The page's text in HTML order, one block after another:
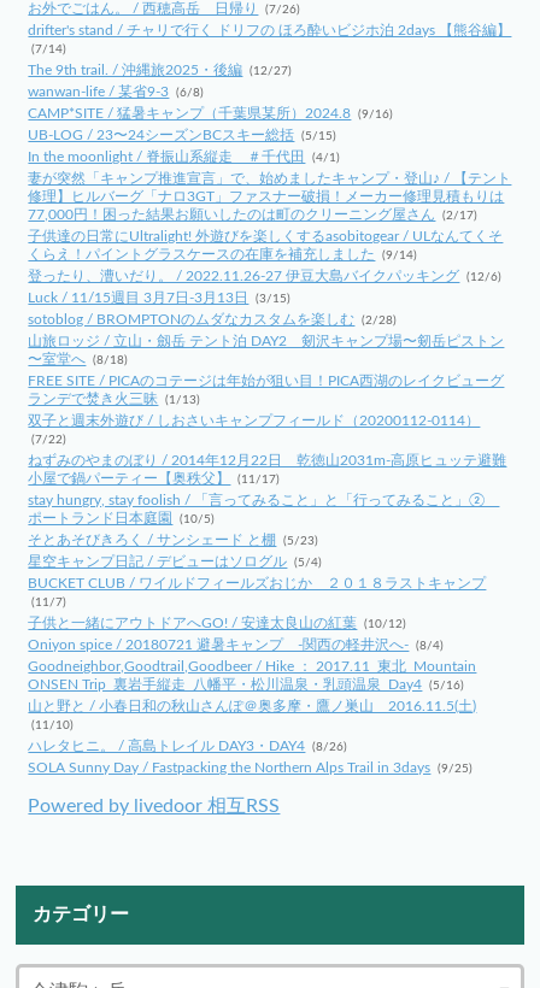
お外でごはん。 / 西穂高岳 日帰り (7/26)
drifter's stand / チャリで行く ドリフの ほろ酔いビジホ泊 2days 【熊谷編】
(7/14)
The 9th trail. / 沖縄旅2025・後編 (12/27)
wanwan-life / 某省9-3 (6/8)
CAMP*SITE / 猛暑キャンプ（千葉県某所）2024.8 (9/16)
UB-LOG / 23〜24シーズンBCスキー総括 (5/15)
In the moonlight / 脊振山系縦走 ＃千代田 (4/1)
妻が突然「キャンプ推進宣言」で、始めましたキャンプ・登山♪ / 【テント
修理】ヒルバーグ「ナロ3GT」ファスナー破損！メーカー修理見積もりは
77,000円！困った結果お願いしたのは町のクリーニング屋さん
(2/17)
子供達の日常にUltralight! 外遊びを楽しくするasobitogear / ULなんてくそ
くらえ！パイントグラスケースの在庫を補充しました
(9/14)
登ったり、漕いだり。 / 2022.11.26-27 伊豆大島バイクパッキング (12/6)
Luck / 11/15週目 3月7日-3月13日 (3/15)
sotoblog / BROMPTONのムダなカスタムを楽しむ (2/28)
山旅ロッジ / 立山・劔岳 テント泊 DAY2 剱沢キャンプ場〜剱岳ピストン
〜室堂へ (8/18)
FREE SITE / PICAのコテージは年始が狙い目！PICA西湖のレイクビューグ
ランデで焚き火三昧
(1/13)
双子と週末外遊び / しおさいキャンプフィールド（20200112-0114）
(7/22)
ねずみのやまのぼり / 2014年12月22日 乾徳山2031m-高原ヒュッテ避難
小屋で鍋パーティー【奥秩父】
(11/17)
stay hungry, stay foolish / 「言ってみること」と「行ってみること」②
ポートランド日本庭園
(10/5)
そとあそびきろく / サンシェード と棚 (5/23)
星空キャンプ日記 / デビューはソログル (5/4)
BUCKET CLUB / ワイルドフィールズおじか ２０１８ラストキャンプ
(11/7)
子供と一緒にアウトドアへGO! / 安達太良山の紅葉 (10/12)
Oniyon spice / 20180721 避暑キャンプ -関西の軽井沢へ- (8/4)
Goodneighbor,Goodtrail,Goodbeer / Hike ： 2017.11_東北_Mountain
ONSEN Trip_裏岩手縦走_八幡平・松川温泉・乳頭温泉_Day4 (5/16)
山と野と / 小春日和の秋山さんぽ＠奥多摩・鷹ノ巣山 2016.11.5(土)
(11/10)
ハレタヒニ。 / 高島トレイル DAY3・DAY4 (8/26)
SOLA Sunny Day / Fastpacking the Northern Alps Trail in 3days (9/25)
Powered by livedoor 相互RSS
カテゴリー